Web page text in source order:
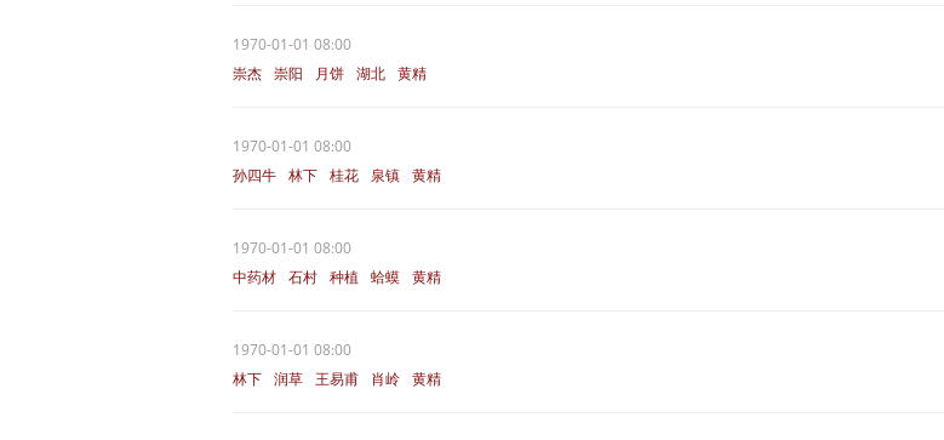
1970-01-01 08:00
崇杰 崇阳 月饼 湖北 黄精
1970-01-01 08:00
孙四牛 林下 桂花 泉镇 黄精
1970-01-01 08:00
中药材 石村 种植 蛤蟆 黄精
1970-01-01 08:00
林下 润草 王易甫 肖岭 黄精